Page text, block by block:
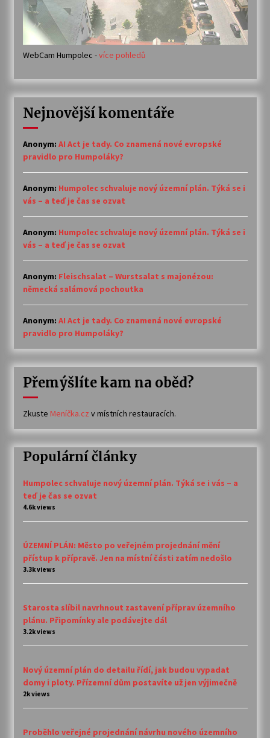
WebCam Humpolec -více pohledů
Nejnovější komentáře
Anonym: AI Act je tady. Co znamená nové evropské
pravidlo pro Humpoláky?
Anonym: Humpolec schvaluje nový územní plán. Týká se i
vás – a teď je čas se ozvat
Anonym: Humpolec schvaluje nový územní plán. Týká se i
vás – a teď je čas se ozvat
Anonym: Fleischsalat – Wurstsalat s majonézou:
německá salámová pochoutka
Anonym: AI Act je tady. Co znamená nové evropské
pravidlo pro Humpoláky?
Přemýšlíte kam na oběd?
Zkuste Meníčka.cz v místních restauracích.
Populární články
Humpolec schvaluje nový územní plán. Týká se i vás – a
teď je čas se ozvat
4.6k views
ÚZEMNÍ PLÁN: Město po veřejném projednání mění
přístup k přípravě. Jen na místní části zatím nedošlo
3.3k views
Starosta slíbil navrhnout zastavení příprav územního
plánu. Připomínky ale podávejte dál
3.2k views
Nový územní plán do detailu řídí, jak budou vypadat
domy i ploty. Přízemní dům postavíte už jen výjimečně
2k views
Proběhlo veřejné projednání návrhu nového územního